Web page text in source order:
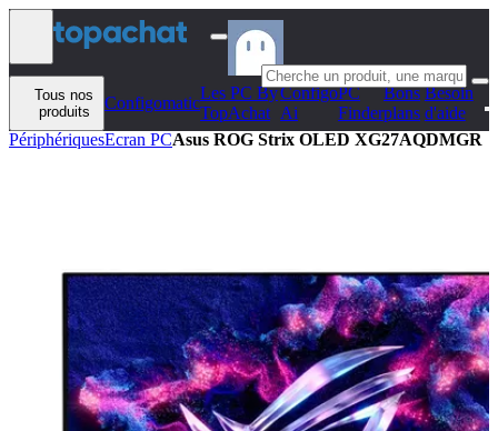
Aller au contenu
Tous nos
produits
Configomatic
Les PC By
TopAchat
Configo
Ai
PC
Finder
Bons
plans
Besoin
d'aide
PériphériquesEcran PCAsus ROG Strix OLED XG27AQDMGR